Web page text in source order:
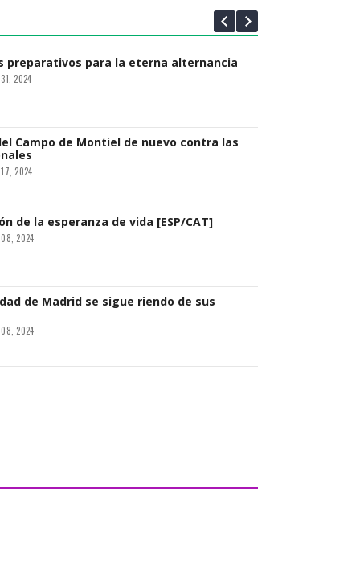
preparativos para la eterna alternancia
2024
Campo de Montiel de nuevo contra las
2024
de la esperanza de vida [ESP/CAT]
2024
de Madrid se sigue riendo de sus
2024